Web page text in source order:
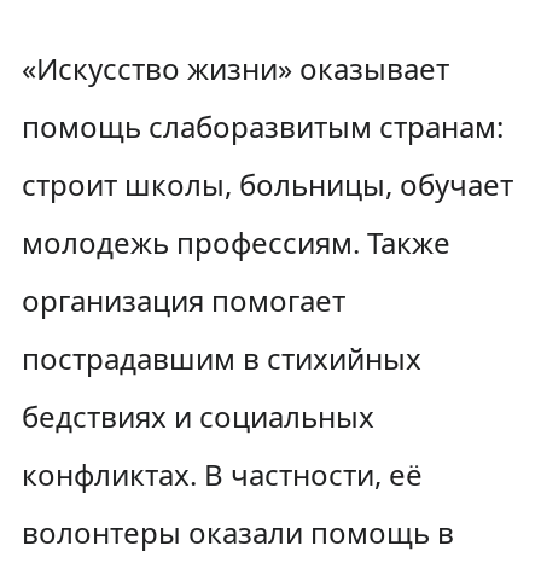
«Искусство жизни» оказывает
помощь слаборазвитым странам:
строит школы, больницы, обучает
молодежь профессиям. Также
организация помогает
пострадавшим в стихийных
бедствиях и социальных
конфликтах. В частности, её
волонтеры оказали помощь в